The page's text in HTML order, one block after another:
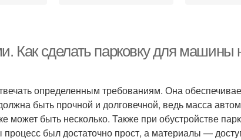
мусорные
Как сделать парковку для машины
определенным требованиям. Она
быть прочной и долговечной, ведь масса
быть несколько. Также при обустройстве
был достаточно прост, а материалы —